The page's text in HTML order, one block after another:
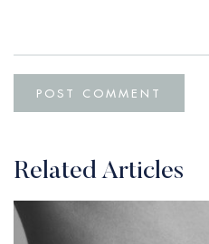
Related Articles